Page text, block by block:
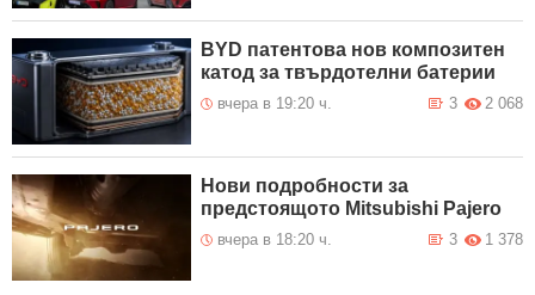
BYD патентова нов композитен
катод за твърдотелни батерии
вчера в 19:20 ч. 2 068
3
Нови подробности за
предстоящото Mitsubishi Pajero
вчера в 18:20 ч. 1 378
3